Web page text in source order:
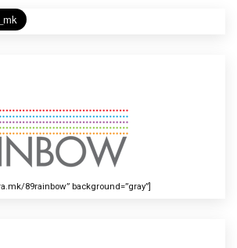
89rainbow” background=”gray”]